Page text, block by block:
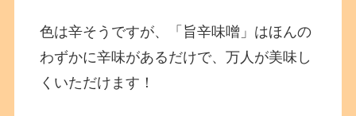
色は辛そうですが、「旨辛味噌」はほんの
わずかに辛味があるだけで、万人が美味し
くいただけます！